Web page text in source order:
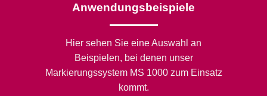
Anwendungsbeispiele
Hier sehen Sie eine Auswahl an
Beispielen, bei denen unser
Markierungssystem MS 1000 zum Einsatz
kommt.